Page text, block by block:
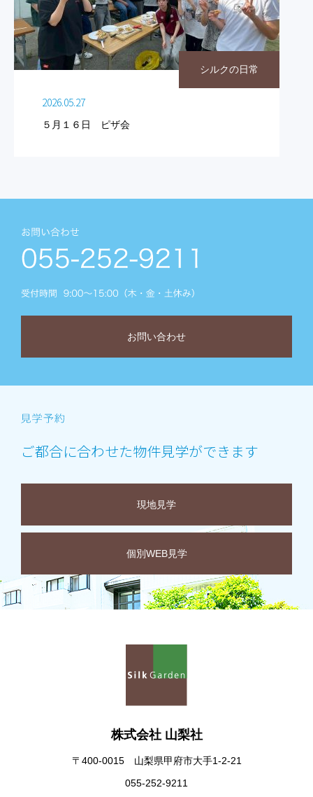
シルクの日常
2026.05.27
５月１６日 ピザ会
お問い合わせ
ご都合に合わせた物件見学ができます
現地見学
個別WEB見学
株式会社 山梨社
〒400-0015 山梨県甲府市大手1-2-21
055-252-9211